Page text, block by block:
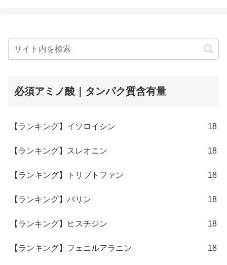
必須アミノ酸｜タンパク質含有量
【ランキング】イソロイシン 18
【ランキング】スレオニン 18
【ランキング】トリプトファン 18
【ランキング】バリン 18
【ランキング】ヒスチジン 18
【ランキング】フェニルアラニン 18